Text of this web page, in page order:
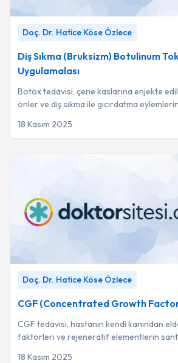
Doç. Dr. Hatice Köse Özlece
Doç. Dr. Hatice Köse Özlece
Diş Sıkma (Bruksizm) Botulinum
Uygulamalası
Botox tedavisi, çene kaslarına enjekte
önler ve diş sıkma ile gıcırdatma
18 Kasım 2025
Hatice Köse Özlece
Doç. Dr. Hatice Köse Özlece
CGF (Concentrated Growth
CGF tedavisi, hastanın kendi kanından
faktörleri ve rejeneratif elementlerin
18 Kasım 2025